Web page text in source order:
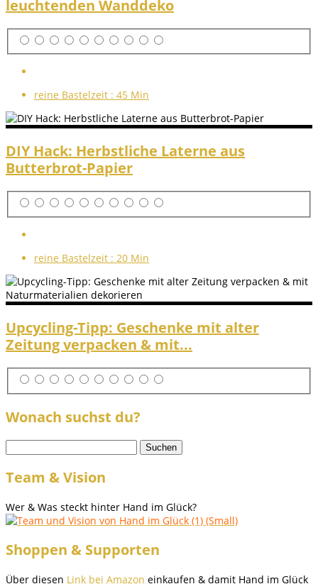
leuchtenden Wanddeko
reine Bastelzeit : 45 Min
DIY Hack: Herbstliche Laterne aus
Butterbrot-Papier
reine Bastelzeit : 20 Min
Upcycling-Tipp: Geschenke mit alter
Zeitung verpacken & mit...
Wonach suchst du?
nach:
Team & Vision
Wer & Was steckt hinter Hand im Glück?
Shoppen & Supporten
Über diesen Link bei Amazon einkaufen & damit Hand im Glück